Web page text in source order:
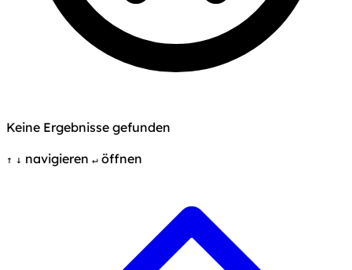
Keine Ergebnisse gefunden
↑ ↓ navigieren ↵ öffnen